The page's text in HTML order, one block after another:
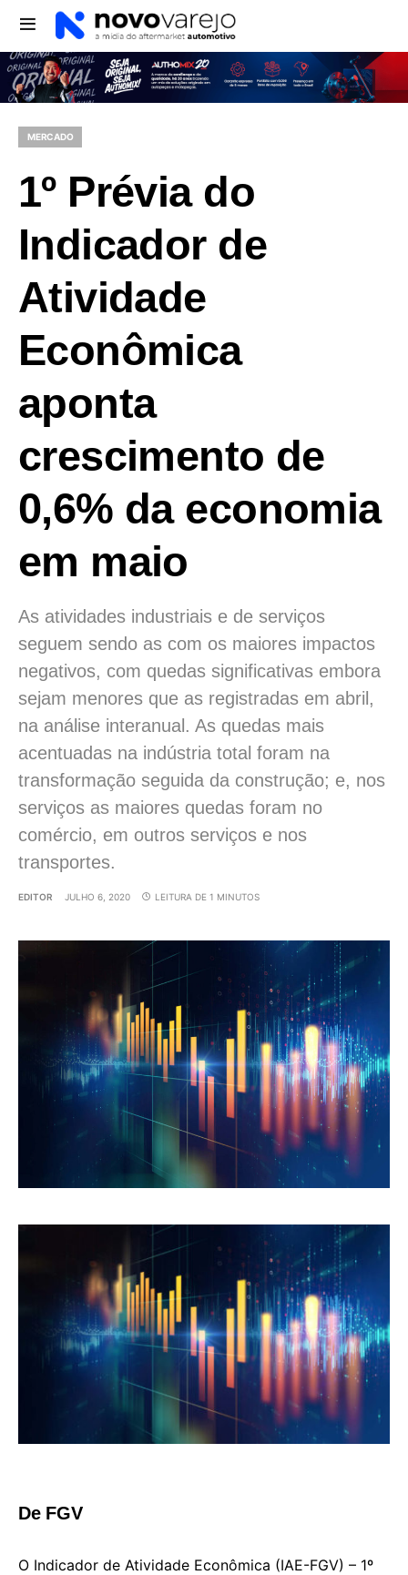
MERCADO
1º Prévia do
Indicador de
Atividade
Econômica
aponta
crescimento de
0,6% da economia
em maio
As atividades industriais e de serviços
seguem sendo as com os maiores impactos
negativos, com quedas significativas embora
sejam menores que as registradas em abril,
na análise interanual. As quedas mais
acentuadas na indústria total foram na
transformação seguida da construção; e, nos
serviços as maiores quedas foram no
comércio, em outros serviços e nos
transportes.
EDITOR JULHO 6, 2020 LEITURA DE 1 MINUTOS
De FGV
O Indicador de Atividade Econômica (IAE-FGV) – 1º